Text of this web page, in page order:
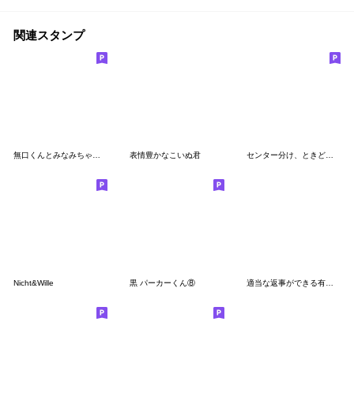
関連スタンプ
無口くんとみなみちゃん漫画コマスタンプ 表情豊かなこいぬ君 センター分け、ときどき猫
Nicht&Wille 黒 パーカーくん⑧ 適当な返事ができる有能なスタンプ